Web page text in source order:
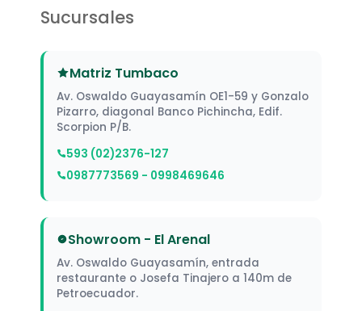
Sucursales
Matriz Tumbaco
Av. Oswaldo Guayasamín OE1-59 y Gonzalo
Pizarro, diagonal Banco Pichincha, Edif.
Scorpion P/B.
593 (02)2376-127
0987773569 - 0998469646
Showroom - El Arenal
Av. Oswaldo Guayasamín, entrada
restaurante o Josefa Tinajero a 140m de
Petroecuador.